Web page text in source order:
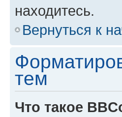
находитесь.
Вернуться к
тем
Что такое